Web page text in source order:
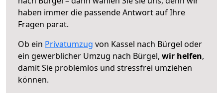
haben immer die passende Antwort auf Ihre
Fragen parat.
Ob ein Privatumzug von Kassel nach Bürgel oder
ein gewerblicher Umzug nach Bürgel, wir helfen,
damit Sie problemlos und stressfrei umziehen
können.